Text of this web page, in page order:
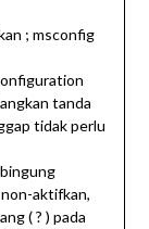
; msconfig
tanda
tidak perlu
aktifkan,
( ? ) pada